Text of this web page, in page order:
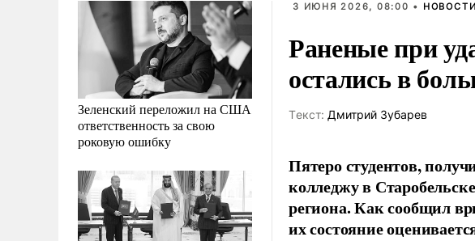
Зеленский переложил на США
ответственность за свою
роковую ошибку
3 ИЮНЯ 2026, 08:00 •
Раненые при
остались в
Tекст: Дмитрий Зубарев
Пятеро студентов,
колледжу в
региона. Как сообщил
их состояние